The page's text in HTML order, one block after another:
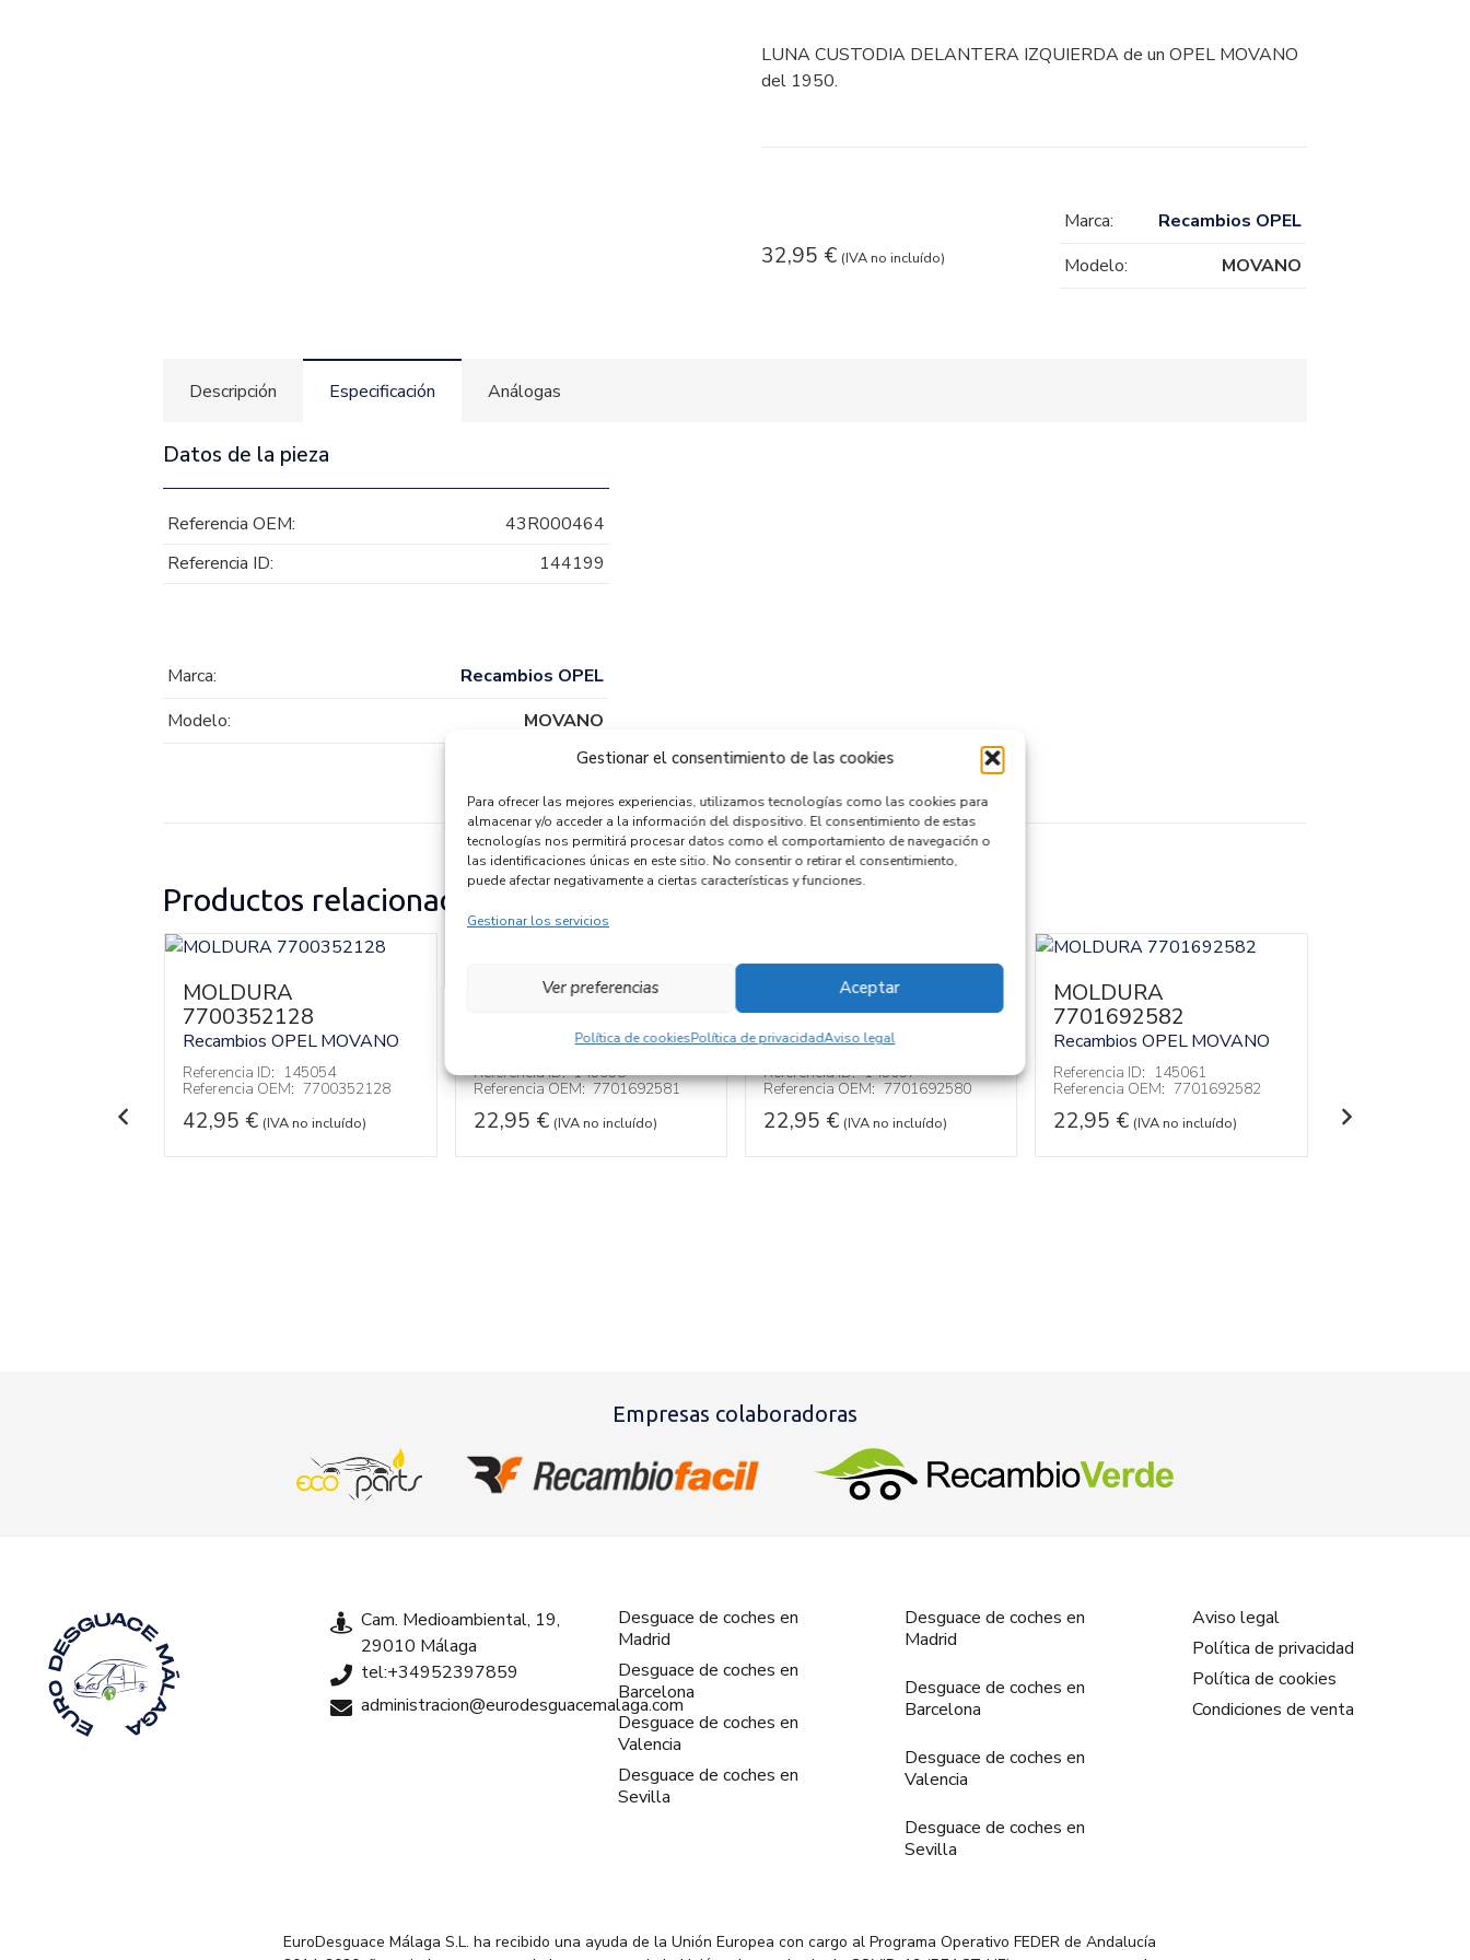
Gestionar el consentimiento de las cookies
Para ofrecer las mejores experiencias, utilizamos tecnologías como las cookies para
almacenar y/o acceder a la información del dispositivo. El consentimiento de estas
tecnologías nos permitirá procesar datos como el comportamiento de navegación o
las identificaciones únicas en este sitio. No consentir o retirar el consentimiento,
puede afectar negativamente a ciertas características y funciones.
Gestionar los servicios
Aceptar
Ver preferencias
Política de cookiesPolítica de privacidadAviso legal
LUNA CUSTODIA DELANTERA IZQUIERDA de un OPEL MOVANO
del 1950.
32,95 € (IVA no incluído)
Marca:
Recambios OPEL
Modelo:
MOVANO
Descripción Especificación Análogas
Datos de la pieza
Referencia OEM:
43R000464
Referencia ID:
144199
Marca:
Recambios OPEL
Modelo:
MOVANO
Productos relacionados
MOLDURA
7700352128
Recambios OPELMOVANO
Referencia ID: 145054
Referencia OEM: 7700352128
42,95 € (IVA no incluído)
MOLDURA
Recambios OPELMOVANO
Referencia ID: 145058
Referencia OEM: 7701692581
22,95 € (IVA no incluído)
MOLDURA
7701692580
Recambios OPEL
Referencia ID: 145057
Referencia OEM: 7701692580
22,95 € (IVA no incluído)
MOLDURA
7701692582
Recambios OPELMOVANO
Referencia ID: 145061
Referencia OEM: 7701692582
22,95 € (IVA no incluído) 42,95
Empresas colaboradoras
Cam. Medioambiental, 19,
29010 Málaga
tel:+34952397859
administracion@eurodesguacemalaga.com
Desguace de coches en
Madrid
Desguace de coches en
Barcelona
Desguace de coches en
Valencia
Desguace de coches en
Sevilla
Desguace de coches en
Madrid
Desguace de coches en
Barcelona
Desguace de coches en
Valencia
Desguace de coches en
Sevilla
Aviso legal
Política de privacidad
Política de cookies
Condiciones de venta
EuroDesguace Málaga S.L. ha recibido una ayuda de la Unión Europea con cargo al Programa Operativo FEDER de Andalucía